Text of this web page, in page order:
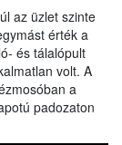
az üzlet szinte
érték a
és tálalópult
volt. A
a
padozaton